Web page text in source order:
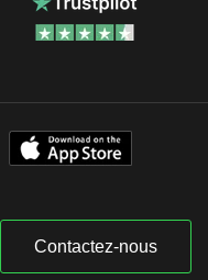
Contactez-nous